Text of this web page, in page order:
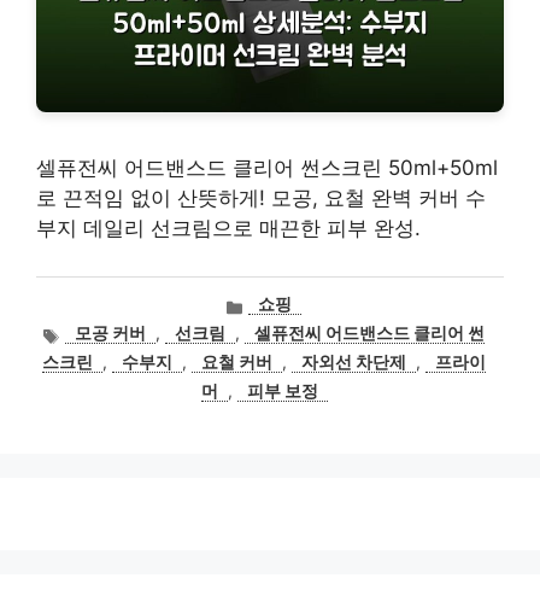
셀퓨전씨 어드밴스드 클리어 썬스크린 50ml+50ml
로 끈적임 없이 산뜻하게! 모공, 요철 완벽 커버 수
부지 데일리 선크림으로 매끈한 피부 완성.
카
테
고
리
쇼핑
태
그
모공 커버 , 선크림 ,
셀퓨전씨 어드밴스드 클리어 썬
스크린
, 수부지 , 요철 커버 , 자외선 차단제 ,
프라이
머
, 피부 보정